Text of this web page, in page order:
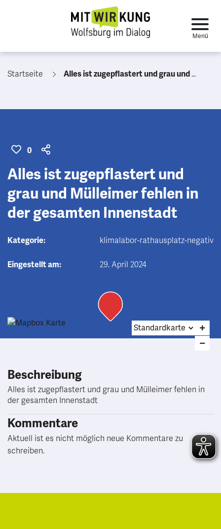
Startseite Alles ist zugepflastert und grau und Mülleimer fehlen in der gesamten Innenstadt
0
Alles ist zugepflastert und
grau und Mülleimer fehlen in
der gesamten Innenstadt
Kategorie: klimalabor-rathausplatz-negativ
Eingestellt am: 29. April 2024
Beschreibung
Alles ist zugepflastert und grau und Mülleimer fehlen in
der gesamten Innenstadt
Kommentare
Aktuell ist es nicht möglich neue Kommentare zu
schreiben.